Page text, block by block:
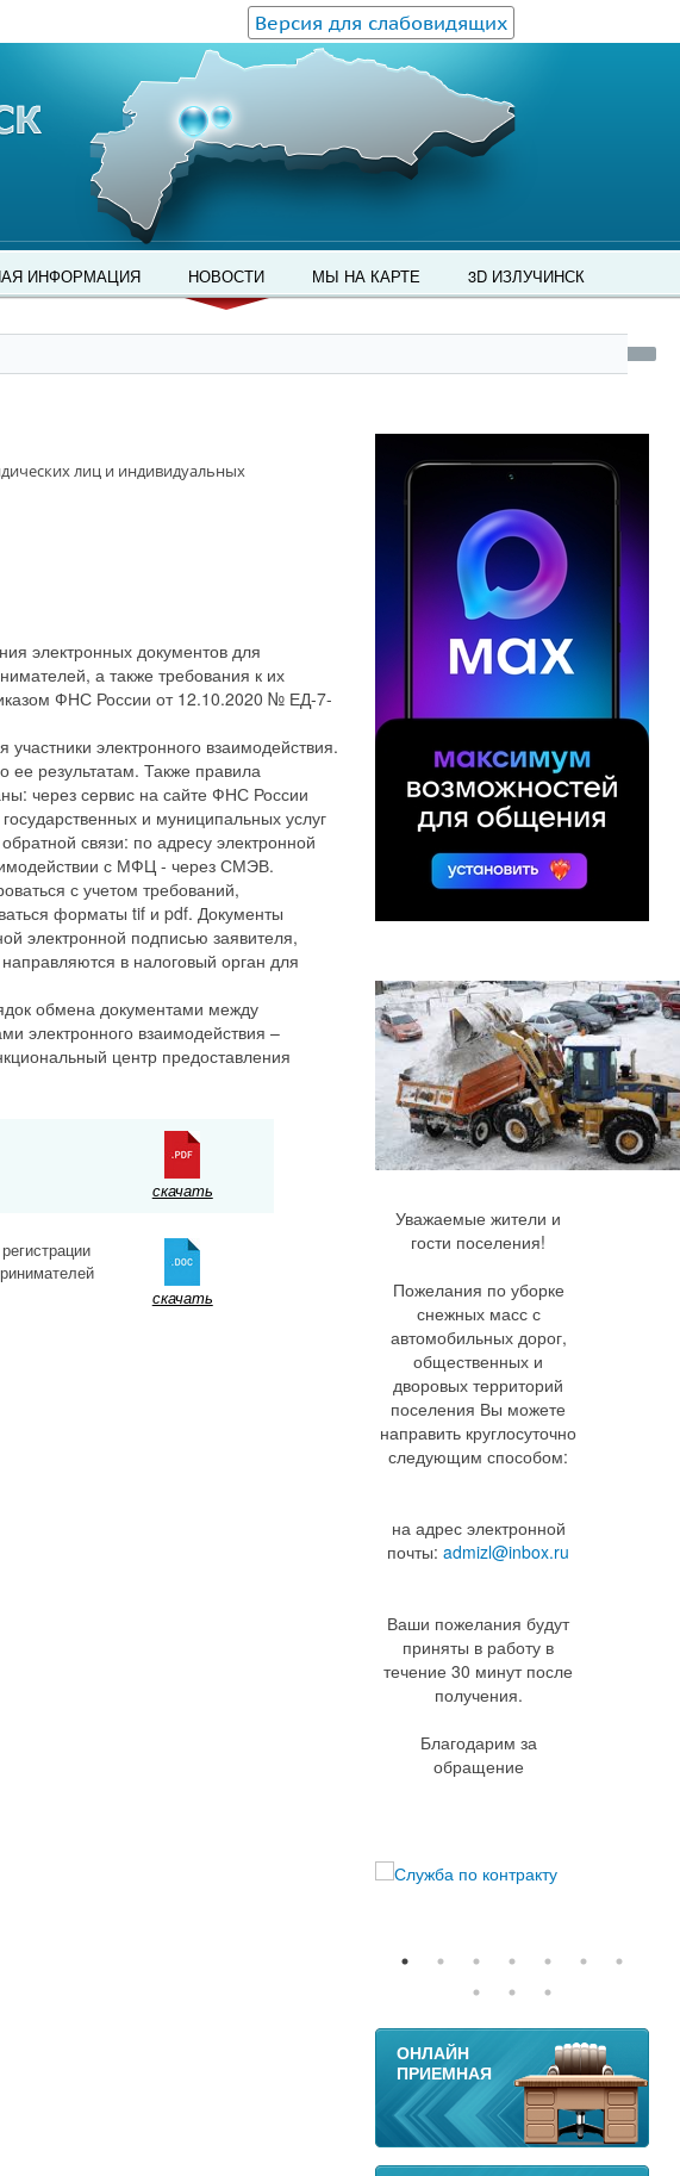
Версия для слабовидящих
ИНФОРМАЦИЯ НОВОСТИ МЫ НА КАРТЕ 3D ИЗЛУЧИНСК
лиц и индивидуальных
электронных документов для
а также требования к их
ФНС России от 12.10.2020 № ЕД-7-
электронного взаимодействия.
ее результатам. Также правила
через сервис на сайте ФНС России
и муниципальных услуг
связи: по адресу электронной
с МФЦ - через СМЭВ.
с учетом требований,
форматы tif и pdf. Документы
электронной подписью заявителя,
в налоговый орган для
обмена документами между
электронного взаимодействия –
центр предоставления
скачать
скачать
Уважаемые жители и
гости поселения!
Пожелания по уборке
снежных масс с
автомобильных дорог,
общественных и
дворовых территорий
поселения Вы можете
направить круглосуточно
следующим способом:
на адрес электронной
почты:admizl@inbox.ru
Ваши пожелания будут
приняты в работу в
течение 30 минут после
получения.
Благодарим за
обращение
11
ОНЛАЙН
ПРИЕМНАЯ